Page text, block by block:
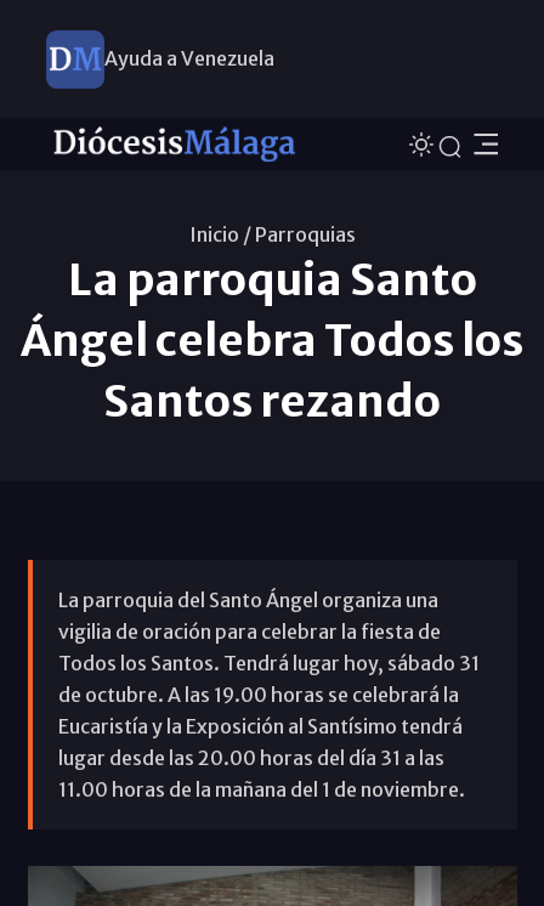
Ayuda a Venezuela
Inicio / Parroquias
La parroquia Santo
Ángel celebra Todos los
Santos rezando
La parroquia del Santo Ángel organiza una
vigilia de oración para celebrar la fiesta de
Todos los Santos. Tendrá lugar hoy, sábado 31
de octubre. A las 19.00 horas se celebrará la
Eucaristía y la Exposición al Santísimo tendrá
lugar desde las 20.00 horas del día 31 a las
11.00 horas de la mañana del 1 de noviembre.